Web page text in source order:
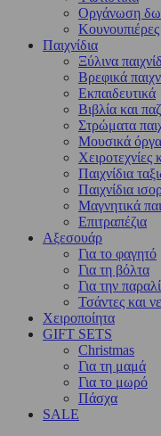
Οργάνωση
Παιχνίδια
Ξύλινα
Βρεφικά
Εκπαιδευτικά
Βιβλία και
Στρώματα
Μουσικά
Χειροτεχνίες
Παιχνίδια
Παιχνίδια
Μαγνητικά
Επιτραπέζια
Αξεσουάρ
Για το φαγητό
Για τη βόλτα
Για την
Τσάντες και
Χειροποίητα
GIFT SETS
Christmas
Για τη μαμά
Για το μωρό
Πάσχα
SALE